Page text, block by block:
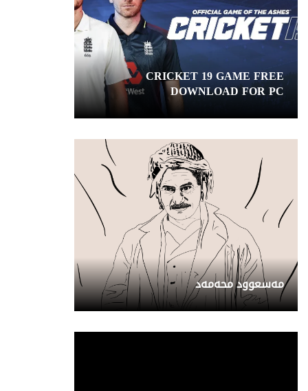
CRICKET 19 GAME FREE
DOWNLOAD FOR PC
مەسعوود محەمەد